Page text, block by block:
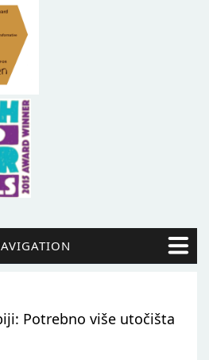
Potrebno više utočišta